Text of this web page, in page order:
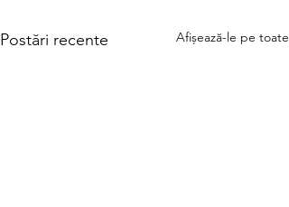
Postări recente Afișează-le pe toate